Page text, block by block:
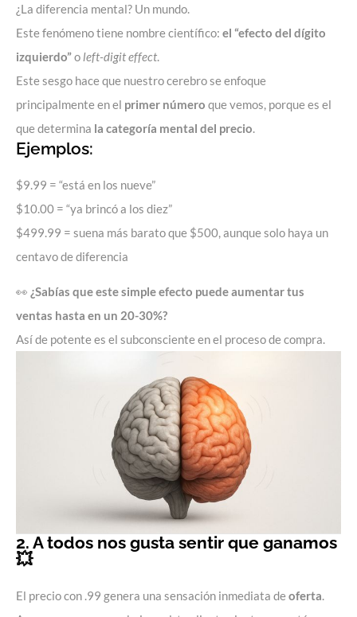
¿La diferencia mental? Un mundo.
Este fenómeno tiene nombre científico: el “efecto del dígito
izquierdo”o left-digit effect.
Este sesgo hace que nuestro cerebro se enfoque
principalmente en el primer número que vemos, porque es el
que determina la categoría mental del precio.
Ejemplos:
$9.99 = “está en los nueve”
$10.00 = “ya brincó a los diez”
$499.99 = suena más barato que $500, aunque solo haya un
centavo de diferencia
👀 ¿Sabías que este simple efecto puede aumentar tus
ventas hasta en un 20-30%?
Así de potente es el subconsciente en el proceso de compra.
2. A todos nos gusta sentir que ganamos
💥
El precio con .99 genera una sensación inmediata deoferta.